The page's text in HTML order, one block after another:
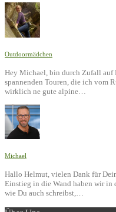
Outdoormädchen
Hey Michael, bin durch Zufall auf
spannenden Touren, die ich vom
wirklich ne gute alpine…
Michael
Hallo Helmut, vielen Dank für
Einstieg in die Wand haben wir in
wie Du auch schreibst,…